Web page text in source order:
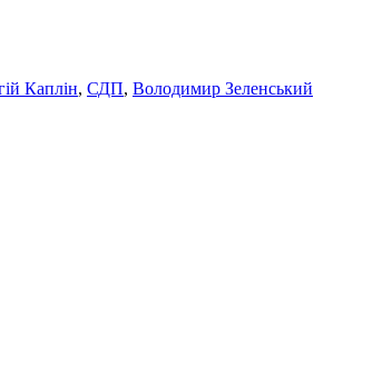
Каплін, СДП, Володимир Зеленський